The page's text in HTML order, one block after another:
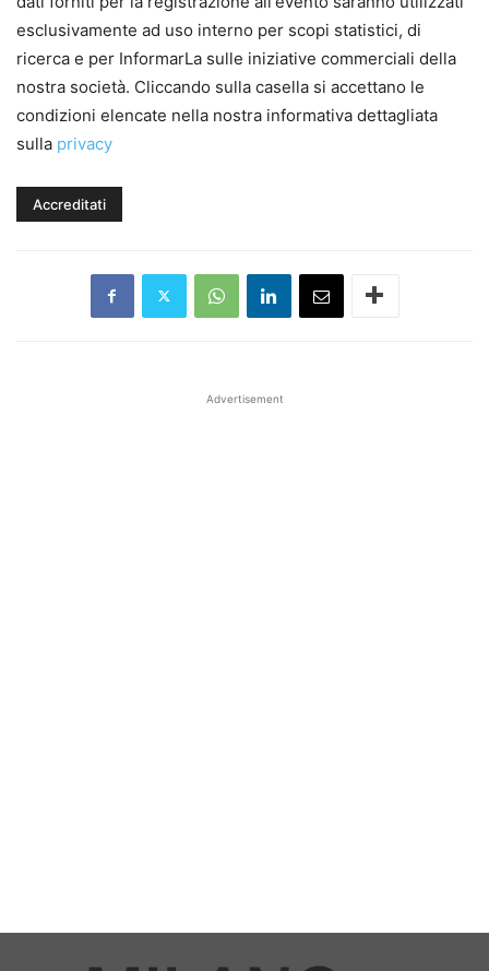
esclusivamente ad uso interno per scopi statistici, di
ricerca e per InformarLa sulle iniziative commerciali della
nostra società. Cliccando sulla casella si accettano le
condizioni elencate nella nostra informativa dettagliata
sulla privacy
Advertisement